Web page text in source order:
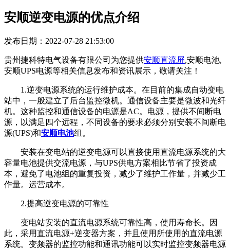
安顺逆变电源的优点介绍
发布日期：2022-07-28 21:53:00
贵州捷科特电气设备有限公司为您提供安顺直流屏,安顺电池,
安顺UPS电源等相关信息发布和资讯展示，敬请关注！
1.逆变电源系统的运行维护成本。在目前的集成自动变电
站中，一般建立了后台监控微机。通信设备主要是微波和光纤
机。这种监控和通信设备的电源是AC。电源，提供不间断电
源，以满足四个远程，不同设备的要求必须分别安装不间断电
源(UPS)和安顺电池组。
安装在变电站的逆变电源可以直接使用直流电源系统的大
容量电池提供交流电源，与UPS供电方案相比节省了投资成
本，避免了电池组的重复投资，减少了维护工作量，并减少工
作量。运营成本。
2.提高逆变电源的可靠性
变电站安装的直流电源系统可靠性高，使用寿命长。因
此，采用直流电源+逆变器方案，并且使用所使用的直流电源
系统。变频器的监控功能和通讯功能可以实时监控变频器电源